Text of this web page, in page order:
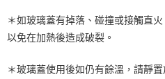
＊如玻璃蓋有掉落、碰撞或接觸直
以免在加熱後造成破裂。
＊玻璃蓋使用後如仍有餘溫，請靜